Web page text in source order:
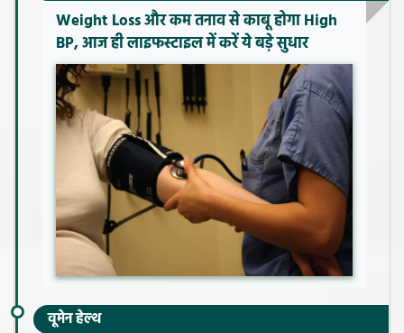
Weight Loss और कम तनाव से काबू होगा High
BP, आज ही लाइफस्टाइल में करें ये बड़े सुधार
वूमेन हेल्थ